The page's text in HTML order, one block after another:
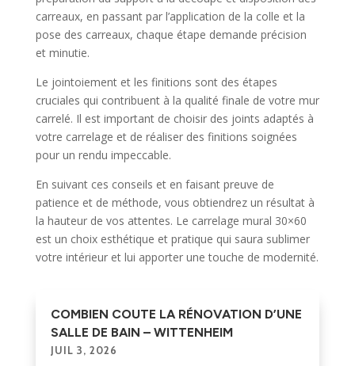
carreaux, en passant par l’application de la colle et la
pose des carreaux, chaque étape demande précision
et minutie.
Le jointoiement et les finitions sont des étapes
cruciales qui contribuent à la qualité finale de votre mur
carrelé. Il est important de choisir des joints adaptés à
votre carrelage et de réaliser des finitions soignées
pour un rendu impeccable.
En suivant ces conseils et en faisant preuve de
patience et de méthode, vous obtiendrez un résultat à
la hauteur de vos attentes. Le carrelage mural 30×60
est un choix esthétique et pratique qui saura sublimer
votre intérieur et lui apporter une touche de modernité.
COMBIEN COUTE LA RÉNOVATION D’UNE
SALLE DE BAIN – WITTENHEIM
JUIL 3, 2026